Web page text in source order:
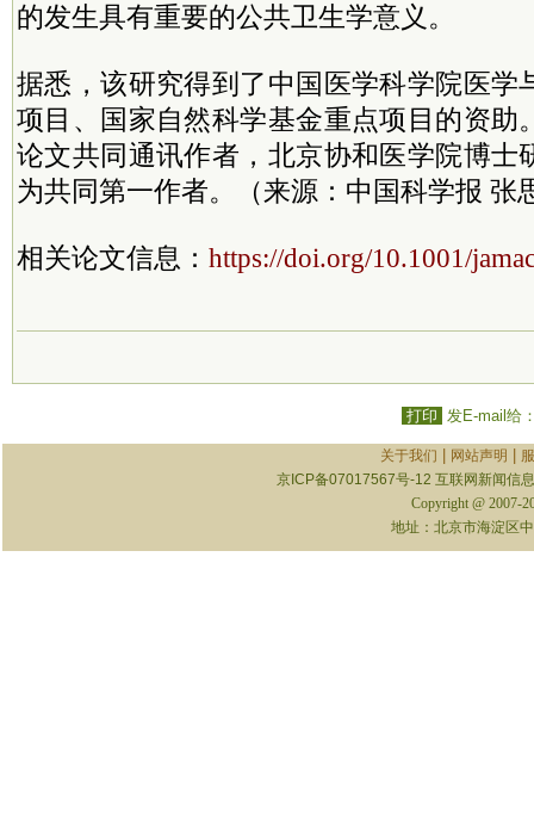
的发生具有重要的公共卫生学意义。
据悉，该研究得到了中国医学科学院医学
项目、国家自然科学基金重点项目的资助
论文共同通讯作者，北京协和医学院博士
为共同第一作者。（来源：中国科学报 张
相关论文信息： https://doi.org/10.1001/
打印 发E-mail给
关于我们 网站声明
京ICP备07017567号-12 互联网新闻信
Copyright @ 2007-
地址：北京市海淀区